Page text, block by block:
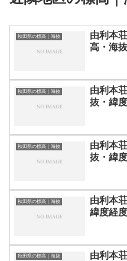
秋田県の標高｜海抜
由利本
高・海
秋田県の標高｜海抜
由利本
抜・緯
秋田県の標高｜海抜
由利本
抜・緯
秋田県の標高｜海抜
由利本
緯度経度
秋田県の標高｜海抜
由利本